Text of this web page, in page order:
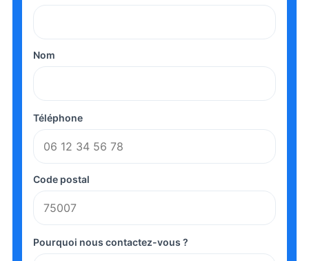
Nom
Téléphone
Code postal
Pourquoi nous contactez-vous ?